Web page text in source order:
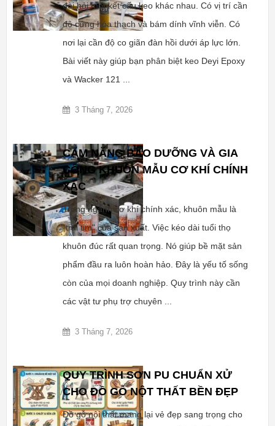
đòi hỏi một kết cấu keo khác nhau. Có vị trí cần
độ cứng hóa thạch và bám dính vĩnh viễn. Có
nơi lại cần độ co giãn đàn hồi dưới áp lực lớn.
Bài viết này giúp bạn phân biệt keo Deyi Epoxy
và Wacker 121 ...
3 Tháng 7, 2026
CẨM NĂNG BẢO DƯỠNG VÀ GIA
CÔNG KHUÔN MẪU CƠ KHÍ CHÍNH
XÁC
Trong ngành cơ khí chính xác, khuôn mẫu là
"trái tim" của sản xuất. Việc kéo dài tuổi thọ
khuôn đúc rất quan trọng. Nó giúp bề mặt sản
phẩm đầu ra luôn hoàn hảo. Đây là yếu tố sống
còn của mọi doanh nghiệp. Quy trình này cần
các vật tư phụ trợ chuyên ...
3 Tháng 7, 2026
QUY TRÌNH SƠN PU CHUẨN XỬ
CHO ĐỒ GỖ NỘT THẤT BỀN ĐẸP
Đồ gỗ nội thất mang lại vẻ đẹp sang trọng cho